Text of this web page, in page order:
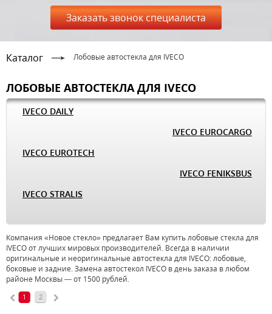
Заказать звонок специалиста
Каталог Лобовые автостекла для IVECO
ЛОБОВЫЕ АВТОСТЕКЛА ДЛЯ IVECO
IVECO DAILY
IVECO EUROCARGO
IVECO EUROTECH
IVECO FENIKSBUS
IVECO STRALIS
Компания «Новое стекло» предлагает Вам купить лобовые стекла для
IVECO от лучших мировых производителей. Всегда в наличии
оригинальные и неоригинальные автостекла для IVECO: лобовые,
боковые и задние. Замена автостекол IVECO в день заказа в любом
районе Москвы — от 1500 рублей.
1 2